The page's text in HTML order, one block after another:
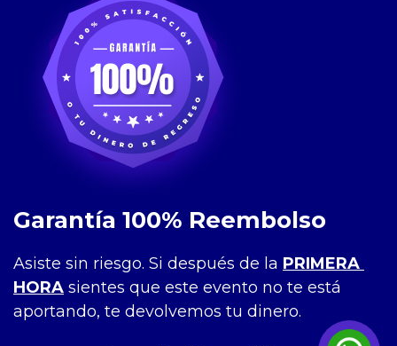
Garantía 100% Reembolso
Asiste sin riesgo. Si después de la PRIMERA
HORA sientes que este evento no te está
aportando, te devolvemos tu dinero.